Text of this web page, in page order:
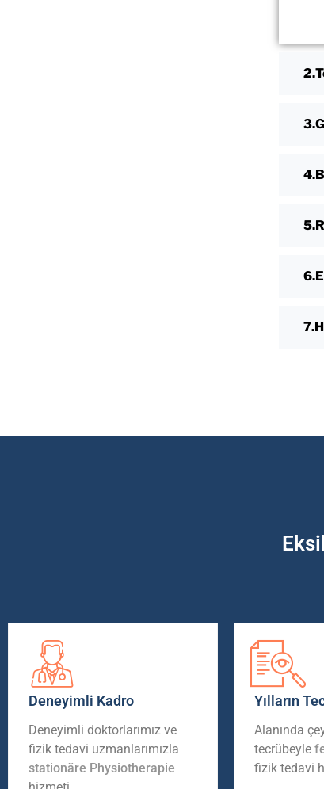
Deneyimli Kadro
Deneyimli doktorlarımız ve
fizik tedavi uzmanlarımızla
stationäre Physiotherapie
Yılların
Alanında
tecrübeyle
fizik tedavi